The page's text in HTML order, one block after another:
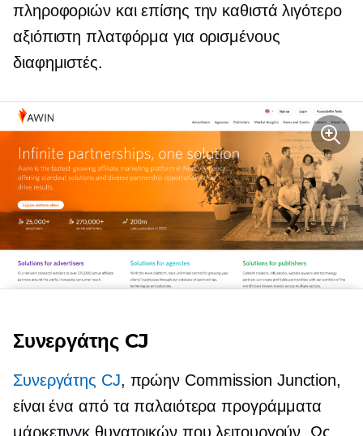
πληροφοριών και επίσης την καθιστά λιγότερο
αξιόπιστη πλατφόρμα για ορισμένους
διαφημιστές.
Συνεργάτης CJ
Συνεργάτης CJ, πρώην Commission Junction,
είναι ένα από τα παλαιότερα προγράμματα
μάρκετινγκ θυγατρικών που λειτουργούν. Ως